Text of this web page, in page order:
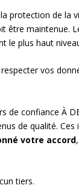
protection de la
être maintenue.
le plus haut
vos
confiance À
de qualité.
votre accord
tiers.